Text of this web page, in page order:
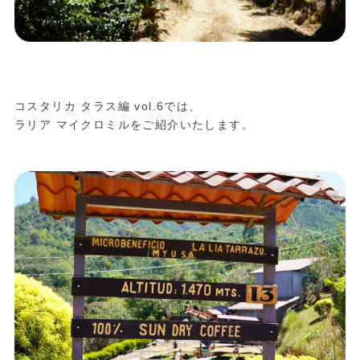
コスタリカ タラス編 vol.6では、
ラリア マイクロミルをご紹介いたします。